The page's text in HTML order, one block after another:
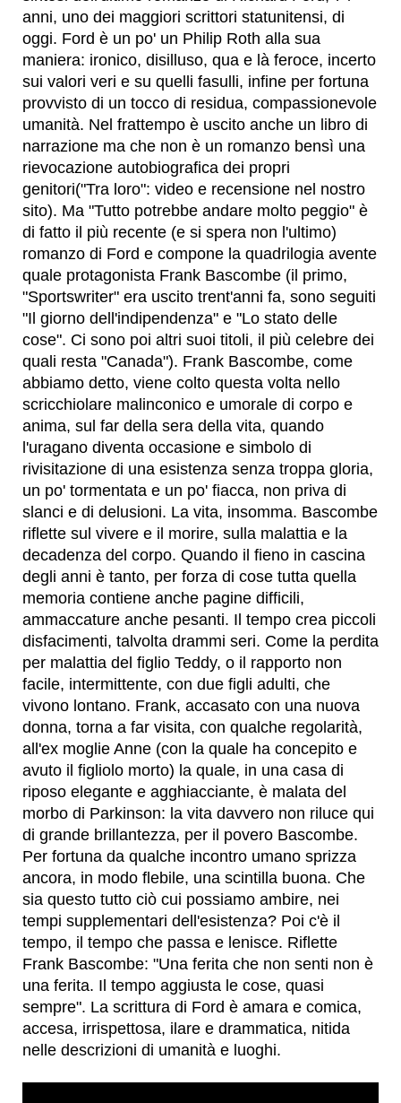
anni, uno dei maggiori scrittori statunitensi, di
oggi. Ford è un po' un Philip Roth alla sua
maniera: ironico, disilluso, qua e là feroce, incerto
sui valori veri e su quelli fasulli, infine per fortuna
provvisto di un tocco di residua, compassionevole
umanità. Nel frattempo è uscito anche un libro di
narrazione ma che non è un romanzo bensì una
rievocazione autobiografica dei propri
genitori("Tra loro": video e recensione nel nostro
sito). Ma "Tutto potrebbe andare molto peggio" è
di fatto il più recente (e si spera non l'ultimo)
romanzo di Ford e compone la quadrilogia avente
quale protagonista Frank Bascombe (il primo,
"Sportswriter" era uscito trent'anni fa, sono seguiti
"Il giorno dell'indipendenza" e "Lo stato delle
cose". Ci sono poi altri suoi titoli, il più celebre dei
quali resta "Canada"). Frank Bascombe, come
abbiamo detto, viene colto questa volta nello
scricchiolare malinconico e umorale di corpo e
anima, sul far della sera della vita, quando
l'uragano diventa occasione e simbolo di
rivisitazione di una esistenza senza troppa gloria,
un po' tormentata e un po' fiacca, non priva di
slanci e di delusioni. La vita, insomma. Bascombe
riflette sul vivere e il morire, sulla malattia e la
decadenza del corpo. Quando il fieno in cascina
degli anni è tanto, per forza di cose tutta quella
memoria contiene anche pagine difficili,
ammaccature anche pesanti. Il tempo crea piccoli
disfacimenti, talvolta drammi seri. Come la perdita
per malattia del figlio Teddy, o il rapporto non
facile, intermittente, con due figli adulti, che
vivono lontano. Frank, accasato con una nuova
donna, torna a far visita, con qualche regolarità,
all'ex moglie Anne (con la quale ha concepito e
avuto il figliolo morto) la quale, in una casa di
riposo elegante e agghiacciante, è malata del
morbo di Parkinson: la vita davvero non riluce qui
di grande brillantezza, per il povero Bascombe.
Per fortuna da qualche incontro umano sprizza
ancora, in modo flebile, una scintilla buona. Che
sia questo tutto ciò cui possiamo ambire, nei
tempi supplementari dell'esistenza? Poi c'è il
tempo, il tempo che passa e lenisce. Riflette
Frank Bascombe: "Una ferita che non senti non è
una ferita. Il tempo aggiusta le cose, quasi
sempre". La scrittura di Ford è amara e comica,
accesa, irrispettosa, ilare e drammatica, nitida
nelle descrizioni di umanità e luoghi.